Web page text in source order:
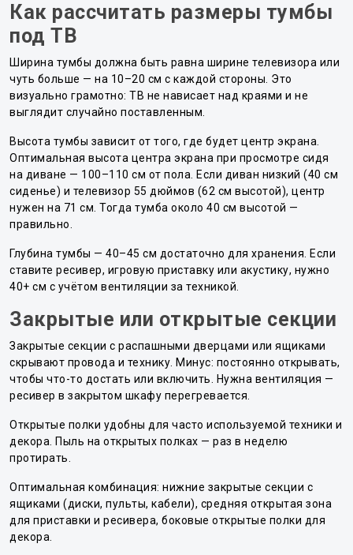
Как рассчитать размеры тумбы
под ТВ
Ширина тумбы должна быть равна ширине телевизора или
чуть больше — на 10–20 см с каждой стороны. Это
визуально грамотно: ТВ не нависает над краями и не
выглядит случайно поставленным.
Высота тумбы зависит от того, где будет центр экрана.
Оптимальная высота центра экрана при просмотре сидя
на диване — 100–110 см от пола. Если диван низкий (40 см
сиденье) и телевизор 55 дюймов (62 см высотой), центр
нужен на 71 см. Тогда тумба около 40 см высотой —
правильно.
Глубина тумбы — 40–45 см достаточно для хранения. Если
ставите ресивер, игровую приставку или акустику, нужно
40+ см с учётом вентиляции за техникой.
Закрытые или открытые секции
Закрытые секции с распашными дверцами или ящиками
скрывают провода и технику. Минус: постоянно открывать,
чтобы что-то достать или включить. Нужна вентиляция —
ресивер в закрытом шкафу перегревается.
Открытые полки удобны для часто используемой техники и
декора. Пыль на открытых полках — раз в неделю
протирать.
Оптимальная комбинация: нижние закрытые секции с
ящиками (диски, пульты, кабели), средняя открытая зона
для приставки и ресивера, боковые открытые полки для
декора.